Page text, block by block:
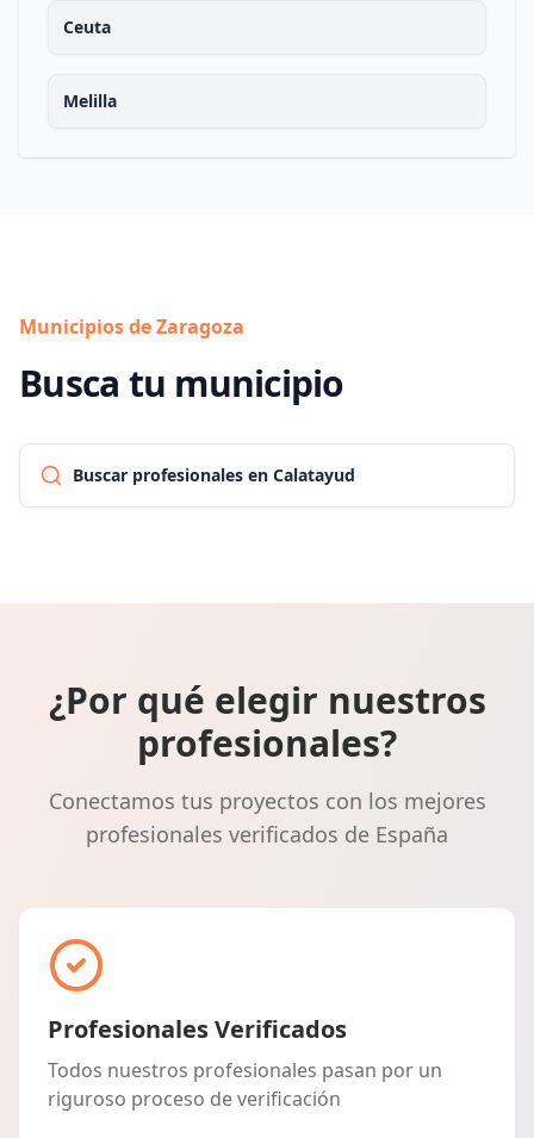
Ceuta
Melilla
Municipios de Zaragoza
Busca tu municipio
Buscar profesionales en Calatayud
¿Por qué elegir nuestros
profesionales?
Conectamos tus proyectos con los mejores
profesionales verificados de España
Profesionales Verificados
Todos nuestros profesionales pasan por un
riguroso proceso de verificación